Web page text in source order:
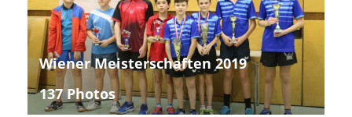
Wiener Meisterschaften 2019
137 Photos